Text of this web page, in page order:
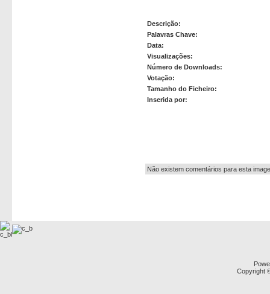
Descrição:
Palavras Chave:
Data:
Visualizações:
Número de Downloads:
Votação:
Tamanho do Ficheiro:
Inserida por:
Não existem comentários para esta
Copyright